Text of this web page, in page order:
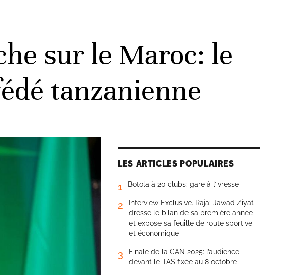
sur le Maroc: le
tanzanienne
LES ARTICLES POPULAIRES
1 Botola à 20 clubs: gare à l’ivresse
2
Interview Exclusive. Raja: Jawad Ziyat
dresse le bilan de sa première année
et expose sa feuille de route sportive
et économique
3
Finale de la CAN 2025: l’audience
devant le TAS fixée au 8 octobre